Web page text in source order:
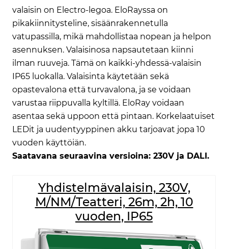
valaisin on Electro-legoa. EloRayssa on
pikakiinnitysteline, sisäänrakennetulla
vatupassilla, mikä mahdollistaa nopean ja helpon
asennuksen. Valaisinosa napsautetaan kiinni
ilman ruuveja. Tämä on kaikki-yhdessä-valaisin
IP65 luokalla. Valaisinta käytetään sekä
opastevalona että turvavalona, ​​ja se voidaan
varustaa riippuvalla kyltillä. EloRay voidaan
asentaa sekä uppoon että pintaan. Korkelaatuiset
LEDit ja uudentyyppinen akku tarjoavat jopa 10
vuoden käyttöiän.
Saatavana seuraavina versioina: 230V ja DALI.
Yhdistelmävalaisin, 230V,
M/NM/Teatteri, 26m, 2h, 10
vuoden, IP65